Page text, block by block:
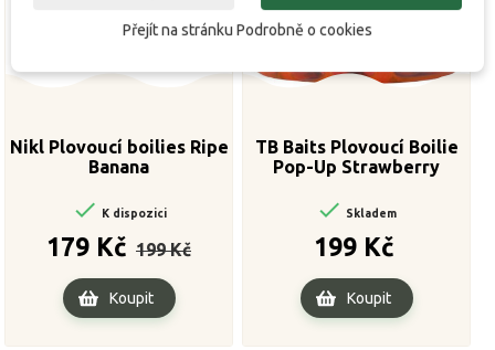
Nikl Plovoucí boilies Ripe
Banana
 K dispozici
179 Kč
cena
199 Kč
Koupit
TB Baits Plovoucí Boilie
Pop-Up Strawberry
 Skladem
199 Kč
Koupit
Přejít na stránku Podrobně o cookies